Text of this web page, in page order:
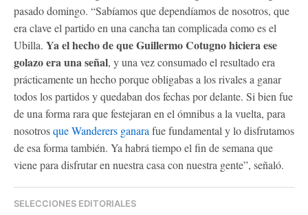
pasado domingo. “Sabíamos que dependíamos de nosotros, que
era clave el partido en una cancha tan complicada como es el
Ubilla. Ya el hecho de que Guillermo Cotugno hiciera ese
golazo era una señal, y una vez consumado el resultado era
prácticamente un hecho porque obligabas a los rivales a ganar
todos los partidos y quedaban dos fechas por delante. Si bien fue
de una forma rara que festejaran en el ómnibus a la vuelta, para
nosotrosque Wanderers ganara fue fundamental y lo disfrutamos
de esa forma también. Ya habrá tiempo el fin de semana que
viene para disfrutar en nuestra casa con nuestra gente”, señaló.
SELECCIONES EDITORIALES